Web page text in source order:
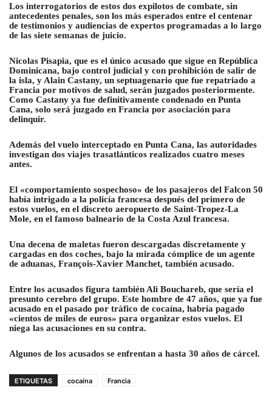
Los interrogatorios de estos dos expilotos de combate, sin
antecedentes penales, son los más esperados entre el centenar
de testimonios y audiencias de expertos programadas a lo largo
de las siete semanas de juicio.
Nicolas Pisapia, que es el único acusado que sigue en República
Dominicana, bajo control judicial y con prohibición de salir de
la isla, y Alain Castany, un septuagenario que fue repatriado a
Francia por motivos de salud, serán juzgados posteriormente.
Como Castany ya fue definitivamente condenado en Punta
Cana, solo será juzgado en Francia por asociación para
delinquir.
Además del vuelo interceptado en Punta Cana, las autoridades
investigan dos viajes trasatlánticos realizados cuatro meses
antes.
El «comportamiento sospechoso» de los pasajeros del Falcon 50
había intrigado a la policía francesa después del primero de
estos vuelos, en el discreto aeropuerto de Saint-Tropez-La
Mole, en el famoso balneario de la Costa Azul francesa.
Una decena de maletas fueron descargadas discretamente y
cargadas en dos coches, bajo la mirada cómplice de un agente
de aduanas, François-Xavier Manchet, también acusado.
Entre los acusados figura también Ali Bouchareb, que sería el
presunto cerebro del grupo. Este hombre de 47 años, que ya fue
acusado en el pasado por tráfico de cocaína, habría pagado
«cientos de miles de euros» para organizar estos vuelos. El
niega las acusaciones en su contra.
Algunos de los acusados se enfrentan a hasta 30 años de cárcel.
ETIQUETAS cocaína Francia